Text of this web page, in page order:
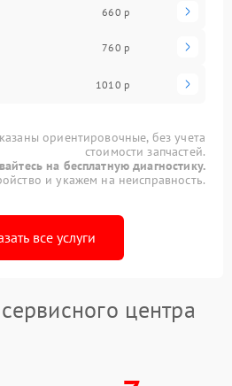
660 р
760 р
1010 р
ориентировочные, без учета
стоимости запчастей.
на бесплатную диагностику.
и укажем на неисправность.
все услуги
центра